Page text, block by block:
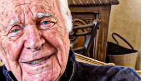
gedənlərə müraciət
0 0